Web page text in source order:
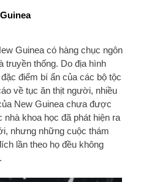
Guinea có hàng chục ngôn
truyền thống. Do địa hình
điểm bí ẩn của các bộ tộc
về tục ăn thịt người, nhiều
New Guinea chưa được
nhà khoa học đã phát hiện ra
nhưng những cuộc thám
lần theo họ đều không